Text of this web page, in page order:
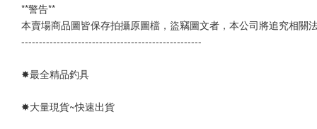
**警告**
本賣場商品圖皆保存拍攝原圖檔，盜竊圖文者，本公司將追究相關
---------------------------------------------------
✸最全精品釣具
✸大量現貨~快速出貨